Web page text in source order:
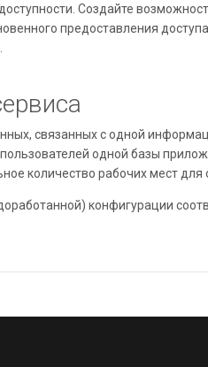
Создайте
предоставления
связанных с одной
одной базы
количество рабочих мест
конфигурации